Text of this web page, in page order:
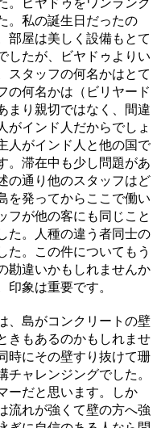
。私の誕生日だったの
部屋は美しく設備もとて
したが、ビヤドゥよりい
スタッフの何名かはとて
の何名かは（ビリヤード
まり親切ではなく、間違
がインド人だからでしょ
人がインド人と他の国で
。滞在中も少し問題があ
の通り他のスタッフはど
を発ってからここで働い
フが他の客にも同じこと
た。人種の違う者同士の
た。この件についてもう
勘違いかもしれませんか
象は重要です。
、島がコンクリートの壁
きもあるのかもしれませ
時にその壁すり抜けて珊
ャレンジングでした。
ーだと思います。しか
流れが強くて壁の方へ強